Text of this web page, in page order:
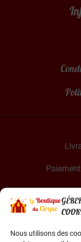
Nous utilisons des